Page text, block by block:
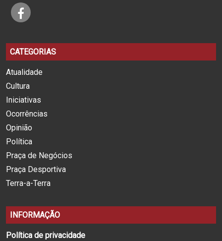
CATEGORIAS
Atualidade
Cultura
Iniciativas
Ocorrências
Opinião
Política
Praça de Negócios
Praça Desportiva
Terra-a-Terra
INFORMAÇÃO
Política de privacidade